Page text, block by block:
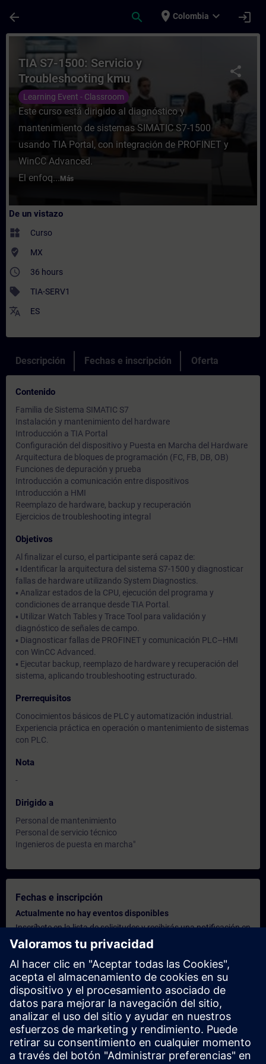
arrow_back search place Colombia expand_more login
Curso - TIA S7-1500: Servicio y
share
TIA S7-1500: Servicio y
Troubleshooting kmu
Learning Event - Classroom
Este curso está dirigido al diagnóstico y
mantenimiento de sistemas SIMATIC S7-1500
usando TIA Portal, con integración de PROFINET y
WinCC Advanced.
El enfoq... Más
De un vistazo
widgets Curso
where_to_vote MX
access_time 36 hours
sell TIA-SERV1
translate ES
Descripción Fechas e inscripción Oferta
Contenido
Familia de Sistema SIMATIC S7
Instalación y mantenimiento del hardware
Introducción a TIA Portal
Configuración del dispositivo y Puesta en Marcha del Hardware
Arquitectura de bloques de programación (FC, FB, DB, OB)
Funciones de depuración y prueba
Introducción a comunicación entre dispositivos
Introducción a HMI
Reemplazo de hardware, backup y recuperación
Ejercicios de troubleshooting integral
Objetivos
Al finalizar el curso, el participante será capaz de:
▪ Identificar la arquitectura del sistema S7-1500 y diagnosticar
fallas de hardware utilizando System Diagnostics.
▪ Analizar estados de la CPU, ejecución del programa y
condiciones de arranque desde TIA Portal.
▪ Utilizar Watch Tables y Trace Tool para validación y
diagnóstico de señales de campo.
▪ Diagnosticar fallas de PROFINET y comunicación PLC–HMI
con WinCC Advanced.
▪ Ejecutar backup, reemplazo de hardware y recuperación del
sistema, aplicando troubleshooting estructurado.
Prerrequisitos
Conocimientos básicos de PLC y automatización industrial.
Experiencia práctica en operación o mantenimiento de sistemas
con PLC.
Nota
-
Dirigido a
Personal de mantenimiento
Personal de servicio técnico
Ingenieros de puesta en marcha"
Fechas e inscripción
Actualmente no hay eventos disponibles
Inscríbete en la lista de solicitudes y recibirás una notificación en
cuanto haya nuevas fechas disponibles.
Activar el servicio de notificación
Oferta personalizada
¿Necesita una oferta personalizada? Indíquenos sus datos
personales y le enviaremos inmediatamente una oferta
personalizada a su dirección de correo electrónico.